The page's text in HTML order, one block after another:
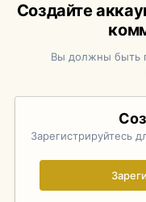
Создайте
Вы должны быть
Зарегистрируйтесь